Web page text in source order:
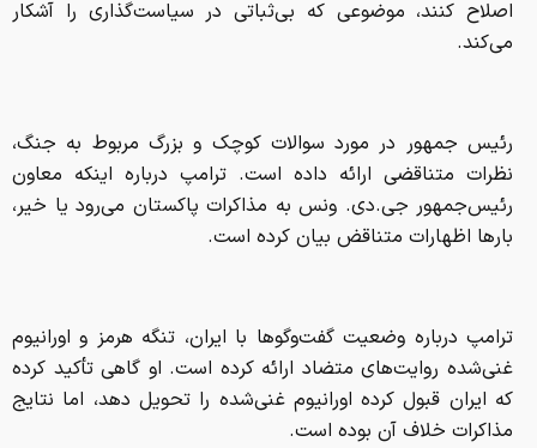
اصلاح کنند، موضوعی که بی‌ثباتی در سیاست‌گذاری را آشکار
می‌کند.
رئیس جمهور در مورد سوالات کوچک و بزرگ مربوط به جنگ،
نظرات متناقضی ارائه داده است. ترامپ درباره اینکه معاون
رئیس‌جمهور جی.دی. ونس به مذاکرات پاکستان می‌رود یا خیر،
بارها اظهارات متناقض بیان کرده است.
ترامپ درباره وضعیت گفت‌وگوها با ایران، تنگه هرمز و اورانیوم
غنی‌شده روایت‌های متضاد ارائه کرده است. او گاهی تأکید کرده
که ایران قبول کرده اورانیوم غنی‌شده را تحویل دهد، اما نتایج
مذاکرات خلاف آن بوده است.